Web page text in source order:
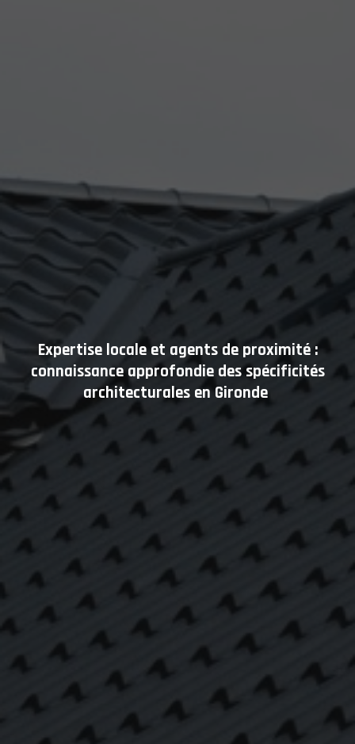
Expertise locale et agents de proximité :
connaissance approfondie des spécificités
architecturales en Gironde